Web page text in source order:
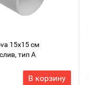
15x15 см
тип А
В корзину